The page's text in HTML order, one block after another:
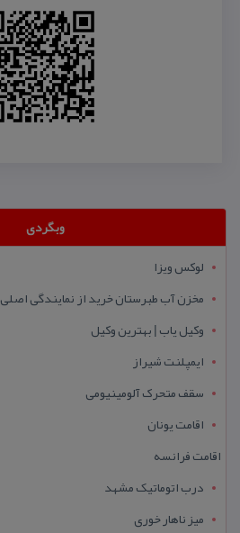
وبگردی
لوکس ویزا
مخزن آب طبرستان خرید از نمایندگی اصلی
وکیل یاب | بهترین وکیل
ایمپلنت شیراز
سقف متحرک آلومینیومی
اقامت یونان
اقامت فرانسه
درب اتوماتیک مشهد
میز ناهار خوری